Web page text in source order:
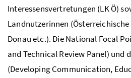
Interessensvertretungen (LKÖ)
Landnutzerinnen
Donau etc.). Die National Focal
and Technical Review Panel) und
(Developing Communication,